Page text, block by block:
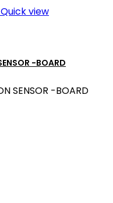
Quick view
-BOARD
SENSOR -BOARD